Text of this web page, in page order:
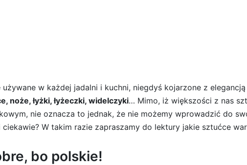
w każdej jadalni i kuchni, niegdyś kojarzone z
noże, łyżki, łyżeczki, widelczyki… Mimo, iż większości z nas
nie oznacza to jednak, że nie możemy wprowadzić do
W takim razie zapraszamy do lektury jakie sztućce
bo polskie!